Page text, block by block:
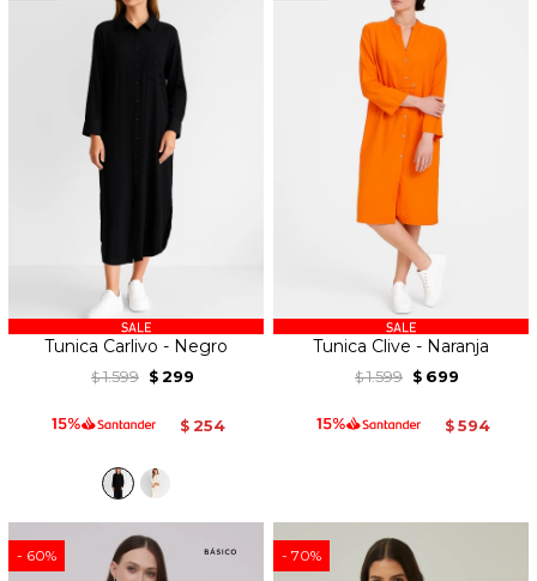
Tunica Carlivo - Negro
$ 1.599 $ 299
$ 254
Tunica Clive - Naranja
$ 1.599 $ 699
$ 594
60 70